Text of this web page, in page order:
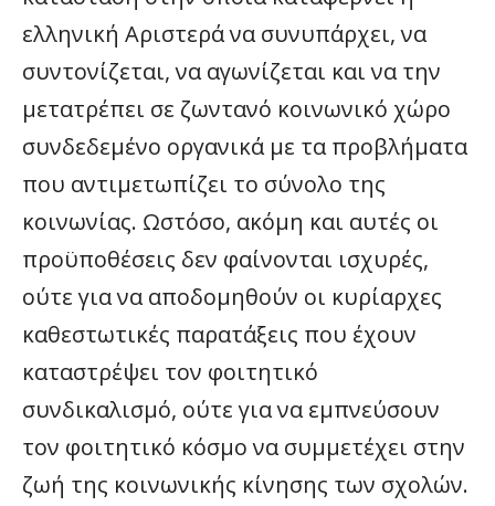
ελληνική Αριστερά να συνυπάρχει, να
συντονίζεται, να αγωνίζεται και να την
μετατρέπει σε ζωντανό κοινωνικό χώρο
συνδεδεμένο οργανικά με τα προβλήματα
που αντιμετωπίζει το σύνολο της
κοινωνίας. Ωστόσο, ακόμη και αυτές οι
προϋποθέσεις δεν φαίνονται ισχυρές,
ούτε για να αποδομηθούν οι κυρίαρχες
καθεστωτικές παρατάξεις που έχουν
καταστρέψει τον φοιτητικό
συνδικαλισμό, ούτε για να εμπνεύσουν
τον φοιτητικό κόσμο να συμμετέχει στην
ζωή της κοινωνικής κίνησης των σχολών.